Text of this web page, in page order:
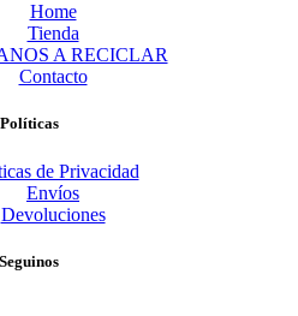
Home
Tienda
A RECICLAR
Contacto
Políticas
de Privacidad
Envíos
Devoluciones
Seguinos